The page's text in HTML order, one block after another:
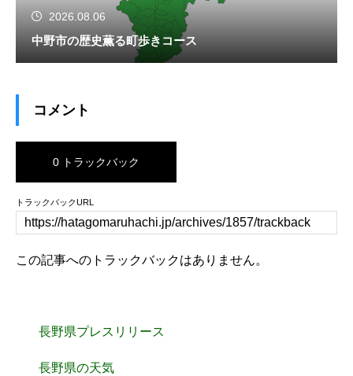
2026.08.06
中野市の歴史薫る町歩きコース
コメント
0 トラックバック
トラックバックURL
この記事へのトラックバックはありません。
長野県プレスリリース
長野県の天気